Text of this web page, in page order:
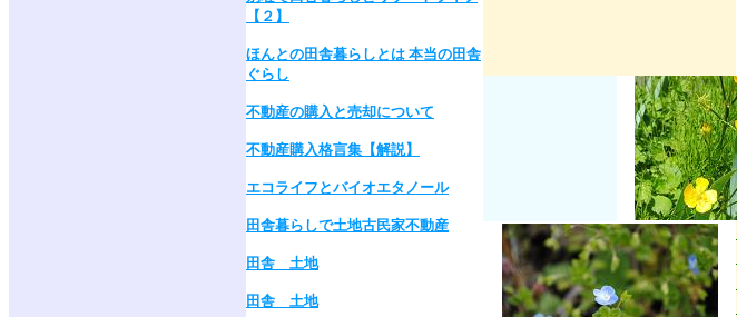
【２】
ほんとの田舎暮らしとは 本当の田舎
ぐらし
不動産の購入と売却について
不動産購入格言集【解説】
エコライフとバイオエタノール
田舎暮らしで土地古民家不動産
田舎 土地
田舎 土地